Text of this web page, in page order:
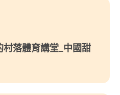
落體育講堂_中國甜